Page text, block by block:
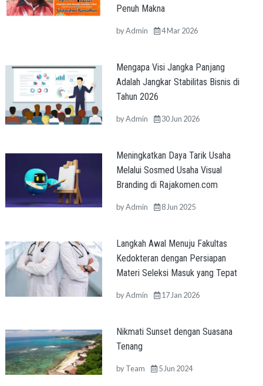
Penuh Makna
byAdmin 4 Mar 2026
Mengapa Visi Jangka Panjang
Adalah Jangkar Stabilitas Bisnis di
Tahun 2026
byAdmin 30 Jun 2026
Meningkatkan Daya Tarik Usaha
Melalui Sosmed Usaha Visual
Branding di Rajakomen.com
byAdmin 8 Jun 2025
Langkah Awal Menuju Fakultas
Kedokteran dengan Persiapan
Materi Seleksi Masuk yang Tepat
byAdmin 17 Jan 2026
Nikmati Sunset dengan Suasana
Tenang
byTeam 5 Jun 2024